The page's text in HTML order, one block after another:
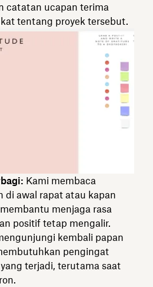
catatan ucapan terima
tentang proyek tersebut.
Kami membaca
di awal rapat atau kapan
menjaga rasa
positif tetap mengalir.
kembali papan
pengingat
terjadi, terutama saat